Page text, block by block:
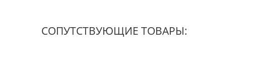
СОПУТСТВУЮЩИЕ ТОВАРЫ: